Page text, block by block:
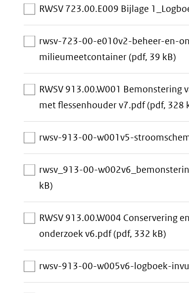
RWSV 723.00.E009 Bijlage
rwsv-723-00-e010v2-beheer-en-
milieumeetcontainer (pdf, 39 kB)
RWSV 913.00.W001
met flessenhouder v7.pdf(pdf, 328
rwsv-913-00-w001v5-
rwsv_913-00-
kB)
download-
selectie
toevoegen
RWSV 913.00.W004 Conservering
onderzoek v6.pdf(pdf, 332 kB)
rwsv-913-00-w005v6-logboek-